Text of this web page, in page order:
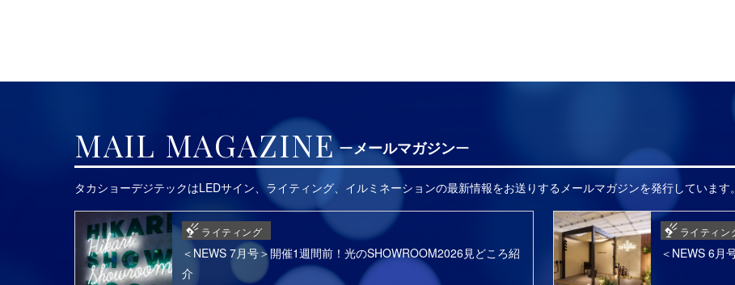
MAIL MAGAZINE メールマガジン
タカショーデジテックはLEDサイン、ライティング、イルミネーションの最新情報をお送りするメールマガジンを発行しています。
ライティング
＜NEWS 7月号＞開催1週間前！光のSHOWROOM2026見どころ紹
介
ライティン
＜NEWS 6月